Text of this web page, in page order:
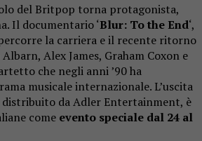
del Britpop torna protagonista,
Il documentario ‘Blur: To the End‘,
la carriera e il recente ritorno
Alex James, Graham Coxon e
che negli anni ’90 ha
musicale internazionale. L’uscita
distribuito da Adler Entertainment, è
come evento speciale dal 24 al